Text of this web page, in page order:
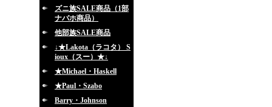
ズニ族SALE商品（1部
ナバホ商品）
他部族SALE商品
↓★Lakota（ラコタ） S
ioux（スー）★↓
★Michael・Haskell
★Paul・Szabo
Barry・Johnson